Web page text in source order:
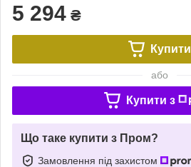
5 294 ₴
Купити
або
Купити з
Що таке купити з Пром?
Замовлення під захистом